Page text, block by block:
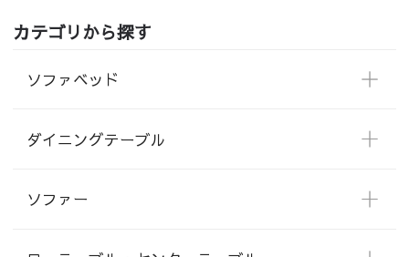
カテゴリから探す
ソファベッド
ダイニングテーブル
ソファー